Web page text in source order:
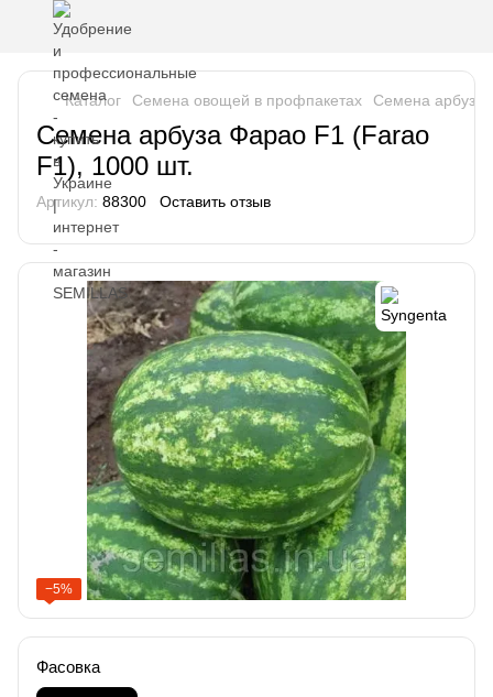
Каталог Семена овощей в профпакетах Семена арбуза
Семена арбуза Фарао F1 (Farao
F1), 1000 шт.
Артикул: 88300 Оставить отзыв
−5%
Фасовка